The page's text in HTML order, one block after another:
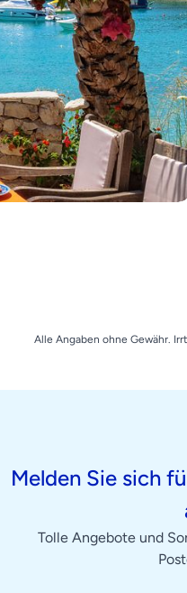
Alle Angaben ohne Gewähr.
Melden Sie sich
Tolle Angebote und